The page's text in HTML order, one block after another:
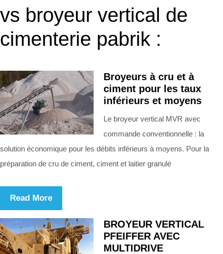
vs broyeur vertical de
cimenterie pabrik :
Broyeurs à cru et à
ciment pour les taux
inférieurs et moyens
Le broyeur vertical MVR avec
commande conventionnelle : la
solution économique pour les débits inférieurs à moyens. Pour la
préparation de cru de ciment, ciment et laitier granulé
Read More
BROYEUR VERTICAL
PFEIFFER AVEC
MULTIDRIVE